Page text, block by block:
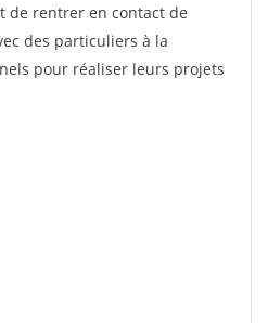
de rentrer en contact de
des particuliers à la
pour réaliser leurs projets